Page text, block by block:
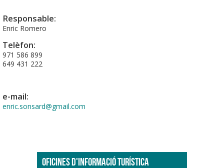
Responsable:
Enric Romero
Telèfon:
971 586 899
649 431 222
e-mail:
enric.sonsard@gmail.com
OFICINES D'INFORMACIÓ TURÍSTICA